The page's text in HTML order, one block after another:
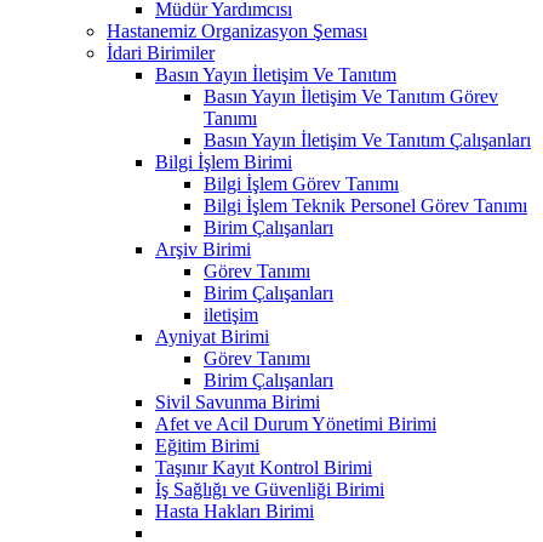
Müdür Yardımcısı
Hastanemiz Organizasyon Şeması
İdari Birimiler
Basın Yayın İletişim Ve Tanıtım
Basın Yayın İletişim Ve Tanıtım Görev
Tanımı
Basın Yayın İletişim Ve Tanıtım Çalışanları
Bilgi İşlem Birimi
Bilgi İşlem Görev Tanımı
Bilgi İşlem Teknik Personel Görev Tanımı
Birim Çalışanları
Arşiv Birimi
Görev Tanımı
Birim Çalışanları
iletişim
Ayniyat Birimi
Görev Tanımı
Birim Çalışanları
Sivil Savunma Birimi
Afet ve Acil Durum Yönetimi Birimi
Eğitim Birimi
Taşınır Kayıt Kontrol Birimi
İş Sağlığı ve Güvenliği Birimi
Hasta Hakları Birimi